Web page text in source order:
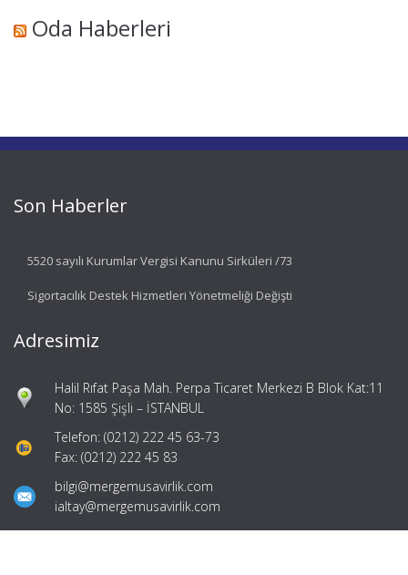
Oda Haberleri
Son Haberler
5520 sayılı Kurumlar Vergisi Kanunu Sirküleri /73
Sigortacılık Destek Hizmetleri Yönetmeliği Değişti
Adresimiz
Halil Rıfat Paşa Mah. Perpa Ticaret Merkezi B Blok Kat:11
No: 1585 Şişli – İSTANBUL
Telefon: (0212) 222 45 63-73
Fax: (0212) 222 45 83
bilgi@mergemusavirlik.com
ialtay@mergemusavirlik.com